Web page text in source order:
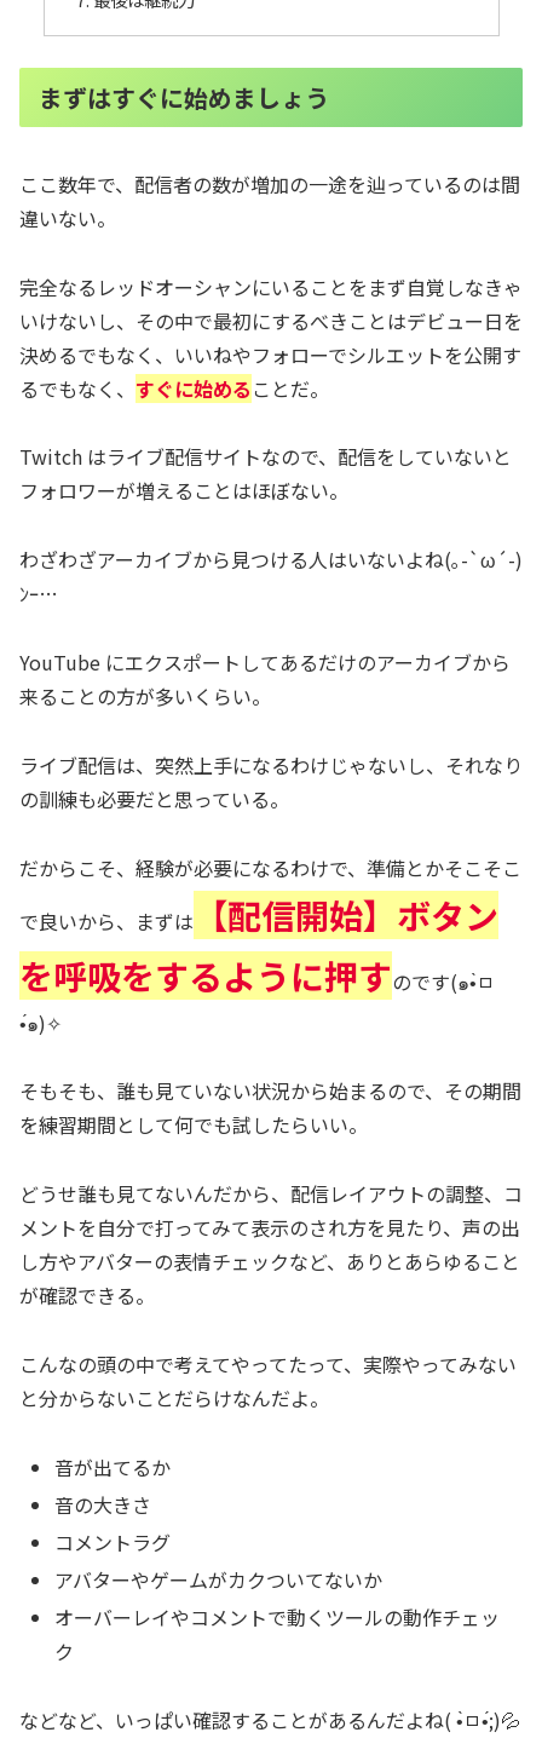
まずはすぐに始めましょう
ここ数年で、配信者の数が増加の一途を辿っているのは間
違いない。
完全なるレッドオーシャンにいることをまず自覚しなきゃ
いけないし、その中で最初にするべきことはデビュー日を
決めるでもなく、いいねやフォローでシルエットを公開す
るでもなく、 すぐに始める ことだ。
Twitch はライブ配信サイトなので、配信をしていないと
フォロワーが増えることはほぼない。
わざわざアーカイブから見つける人はいないよね(｡-`ω´-)
ﾝｰ…
YouTube にエクスポートしてあるだけのアーカイブから
来ることの方が多いくらい。
ライブ配信は、突然上手になるわけじゃないし、それなり
の訓練も必要だと思っている。
だからこそ、経験が必要になるわけで、準備とかそこそこ
で良いから、まずは
【配信開始】ボタン
を呼吸をするように押すのです(๑•̀ㅁ
•́๑)✧
そもそも、誰も見ていない状況から始まるので、その期間
を練習期間として何でも試したらいい。
どうせ誰も見てないんだから、配信レイアウトの調整、コ
メントを自分で打ってみて表示のされ方を見たり、声の出
し方やアバターの表情チェックなど、ありとあらゆること
が確認できる。
こんなの頭の中で考えてやってたって、実際やってみない
と分からないことだらけなんだよ。
音が出てるか
音の大きさ
コメントラグ
アバターやゲームがカクついてないか
オーバーレイやコメントで動くツールの動作チェッ
ク
などなど、いっぱい確認することがあるんだよね( •̀ㅁ•́;)💦